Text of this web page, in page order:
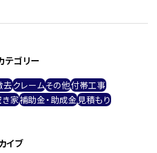
テゴリー
去クレームその他付帯工事
家補助金・助成金見積もり
イブ